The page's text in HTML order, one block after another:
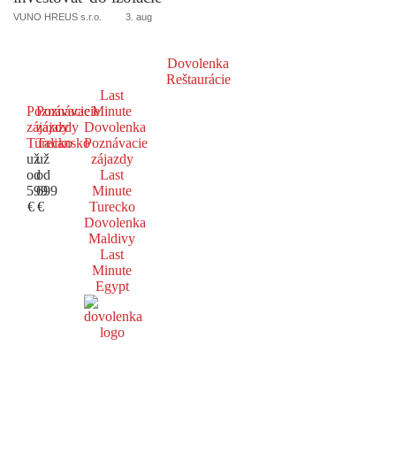
VUNO HREUS s.r.o. 3. aug
Dovolenka
Reštaurácie
Poznávacie
zájazdy
Turecko
už
od
599
€
Poznávacie
zájazdy
Taliansko
už
od
699
€
Last
Minute
Dovolenka
Poznávacie
zájazdy
Last
Minute
Turecko
Dovolenka
Maldivy
Last
Minute
Egypt